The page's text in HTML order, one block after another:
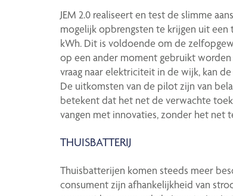
JEM 2.0 realiseert en test de slimme
mogelijk opbrengsten te krijgen uit
kWh. Dit is voldoende om de
op een ander moment gebruikt worden
vraag naar elektriciteit in de wijk, kan
De uitkomsten van de pilot zijn van
betekent dat het net de verwachte
vangen met innovaties, zonder het net
THUISBATTERIJ
Thuisbatterijen komen steeds meer
consument zijn afhankelijkheid van